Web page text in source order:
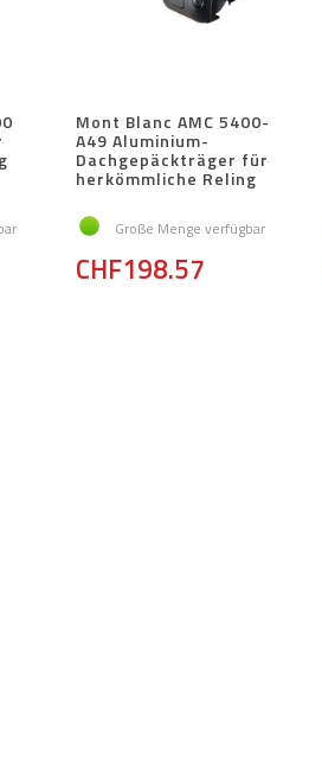
Mont Blanc AMC 5400-
A49 Aluminium-
Dachgepäckträger für
herkömmliche Reling
Große Menge verfügbar
CHF198.57